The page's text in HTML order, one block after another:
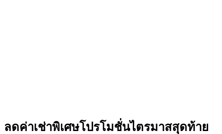
ลดค่าเช่าพิเศษโปรโมชั่นไตรมาสสุดท้าย